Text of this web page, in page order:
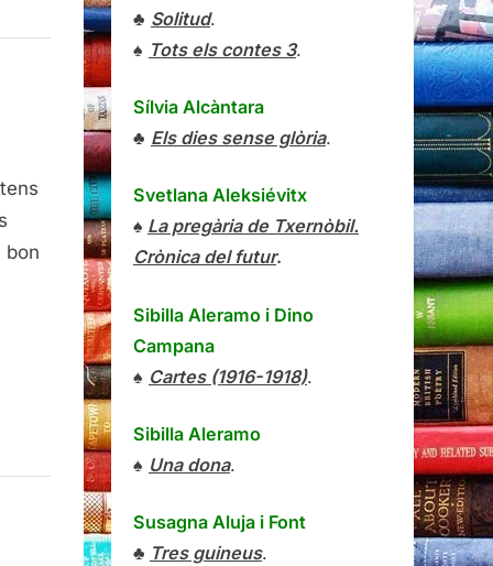
bon
♣ Solitud.
♠ Tots els contes 3.
Sílvia Alcàntara
♣ Els dies sense glòria.
Svetlana Aleksiévitx
♠ La pregària de Txernòbil.
Crònica del futur.
Sibilla Aleramo i Dino
Campana
♠ Cartes (1916-1918).
Sibilla Aleramo
♠ Una dona.
Susagna Aluja i Font
♣ Tres guineus.